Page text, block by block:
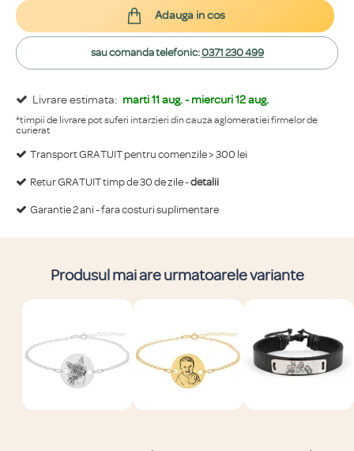
Livrare estimata: marti 11 aug. - miercuri 12 aug.
*timpii de livrare pot suferi intarzieri din cauza aglomeratiei firmelor de
curierat
Transport GRATUIT pentru comenzile > 300 lei
Retur GRATUIT timp de 30 de zile -detalii
Garantie 2 ani - fara costuri suplimentare
Adauga in cos
sau comanda telefonic:0371 230 499
Produsul mai are urmatoarele variante